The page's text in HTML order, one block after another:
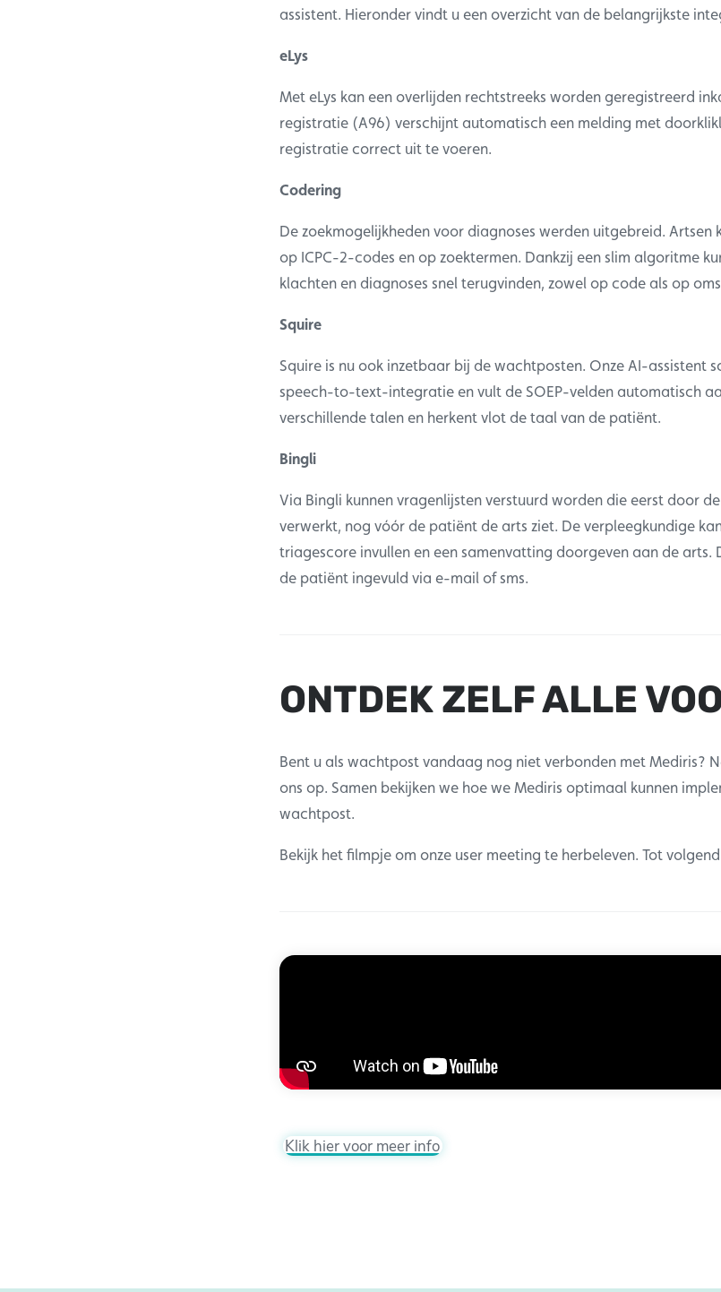
assistent. Hieronder vindt u een overzicht van de belangrijkste
eLys
Met eLys kan een overlijden rechtstreeks worden geregistreerd
registratie (A96) verschijnt automatisch een melding met
registratie correct uit te voeren.
Codering
De zoekmogelijkheden voor diagnoses werden uitgebreid. Artsen
op ICPC-2-codes en op zoektermen. Dankzij een slim algoritme
klachten en diagnoses snel terugvinden, zowel op code als op
Squire
Squire is nu ook inzetbaar bij de wachtposten. Onze AI-assistent
speech-to-text-integratie en vult de SOEP-velden automatisch
verschillende talen en herkent vlot de taal van de patiënt.
Bingli
Via Bingli kunnen vragenlijsten verstuurd worden die eerst door
verwerkt, nog vóór de patiënt de arts ziet. De verpleegkundige
triagescore invullen en een samenvatting doorgeven aan de arts.
de patiënt ingevuld via e-mail of sms.
ONTDEK ZELF ALLE
Bent u als wachtpost vandaag nog niet verbonden met Mediris?
ons op. Samen bekijken we hoe we Mediris optimaal kunnen
wachtpost.
Bekijk het filmpje om onze user meeting te herbeleven. Tot
Klik hier voor meer info